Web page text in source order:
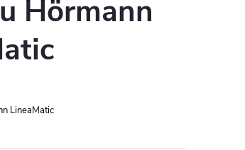
Hörmann
LineaMatic